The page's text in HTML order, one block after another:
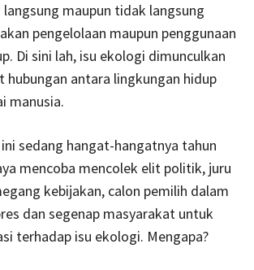
langsung maupun tidak langsung
pengelolaan maupun penggunaan
Di sini lah, isu ekologi dimunculkan
hubungan antara lingkungan hidup
manusia.
sedang hangat-hangatnya tahun
mencoba mencolek elit politik, juru
kebijakan, calon pemilih dalam
dan segenap masyarakat untuk
terhadap isu ekologi. Mengapa?